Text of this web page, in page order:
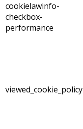
cookielawinfo-
checkbox-
performance
viewed_cookie_policy